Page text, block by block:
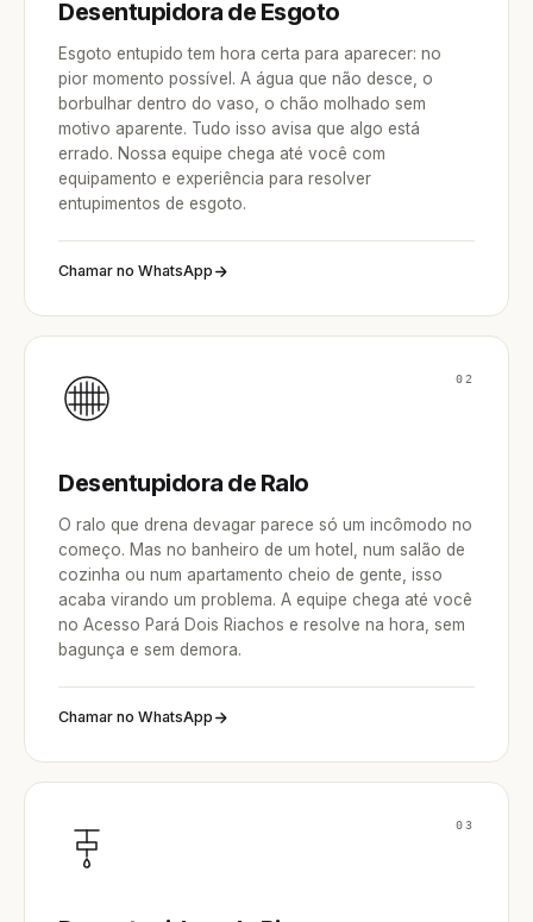
Desentupidora de Esgoto
Esgoto entupido tem hora certa para aparecer: no
pior momento possível. A água que não desce, o
borbulhar dentro do vaso, o chão molhado sem
motivo aparente. Tudo isso avisa que algo está
errado. Nossa equipe chega até você com
equipamento e experiência para resolver
entupimentos de esgoto.
Chamar no WhatsApp
02
Desentupidora de Ralo
O ralo que drena devagar parece só um incômodo no
começo. Mas no banheiro de um hotel, num salão de
cozinha ou num apartamento cheio de gente, isso
acaba virando um problema. A equipe chega até você
no Acesso Pará Dois Riachos e resolve na hora, sem
bagunça e sem demora.
Chamar no WhatsApp
03